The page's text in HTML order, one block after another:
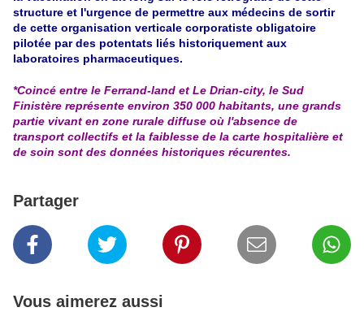
structure et l'urgence de permettre aux médecins de sortir
de cette organisation verticale corporatiste obligatoire
pilotée par des potentats liés historiquement aux
laboratoires pharmaceutiques.
*Coincé entre le Ferrand-land et Le Drian-city, le Sud
Finistère représente environ 350 000 habitants, une grands
partie vivant en zone rurale diffuse où l'absence de
transport collectifs et la faiblesse de la carte hospitalière et
de soin sont des données historiques récurentes.
Partager
Vous aimerez aussi